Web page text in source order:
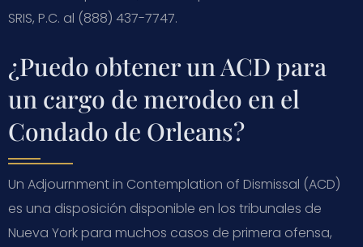
SRIS, P.C. al (888) 437-7747.
¿Puedo obtener un ACD para
un cargo de merodeo en el
Condado de Orleans?
Un Adjournment in Contemplation of Dismissal (ACD)
es una disposición disponible en los tribunales de
Nueva York para muchos casos de primera ofensa,